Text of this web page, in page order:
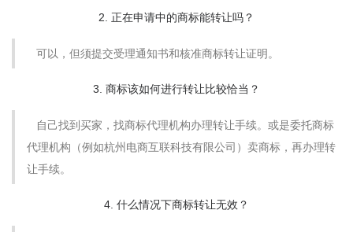
2. 正在申请中的商标能转让吗？
可以，但须提交受理通知书和核准商标转让证明。
3. 商标该如何进行转让比较恰当？
自己找到买家，找商标代理机构办理转让手续。或是委托商标
代理机构（例如杭州电商互联科技有限公司）卖商标，再办理转
让手续。
4. 什么情况下商标转让无效？